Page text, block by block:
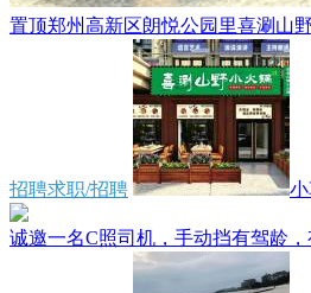
置顶郑州高新区朗悦公园里喜涮山
招聘求职/招聘
诚邀一名C照司机，手动挡有驾龄，